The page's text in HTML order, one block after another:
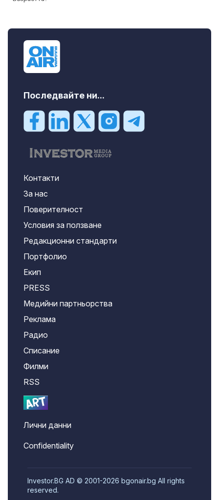
Последвайте ни...
Контакти
За нас
Поверителност
Условия за ползване
Редакционни стандарти
Портфолио
Екип
PRESS
Медийни партньорства
Реклама
Радио
Списание
Филми
RSS
Лични данни
Confidentiality
Investor.BG AD © 2001-2026 bgonair.bg All rights
reserved.